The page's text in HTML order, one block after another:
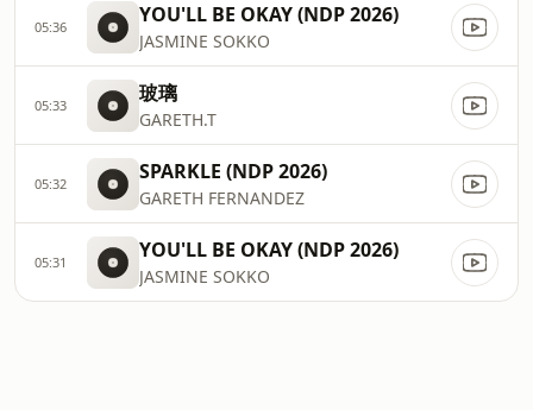
05:36 YOU'LL BE OKAY (NDP 2026)
JASMINE SOKKO
05:33 玻璃
GARETH.T
05:32 SPARKLE (NDP 2026)
GARETH FERNANDEZ
05:31 YOU'LL BE OKAY (NDP 2026)
JASMINE SOKKO